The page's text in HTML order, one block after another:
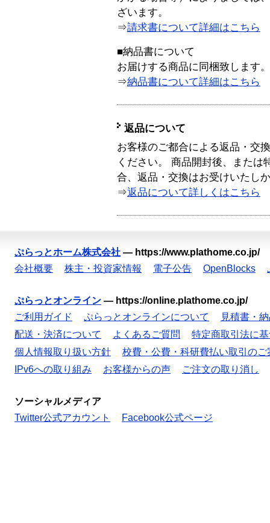
ざいます。
⇒請求書について詳細はこちら
■納品書について
お届けする商品に同梱致します。
⇒納品書について詳細はこちら
返品について
お客様のご都合による返品・交
ください。 商品開封後、または
合、返品・交換はお受けいたし
⇒返品について詳しくはこちら
ぷらっとホーム株式会社 — https://www.plathome.co.jp/
会社概要
株主・投資家情報 電子公告 OpenBlocks
ぷらっとオンライン — https://online.plathome.co.jp/
ご利用ガイド
ぷらっとオンラインについて
見積書・
配送・決済について
よくあるご質問
特定商取引法に
個人情報取り扱い方針
校費・公費・科研費払い取引のご
IPv6への取り組み
お客様からの声 ご注文の取り消し
ソーシャルメディア
Twitter公式アカウント
Facebook公式ページ